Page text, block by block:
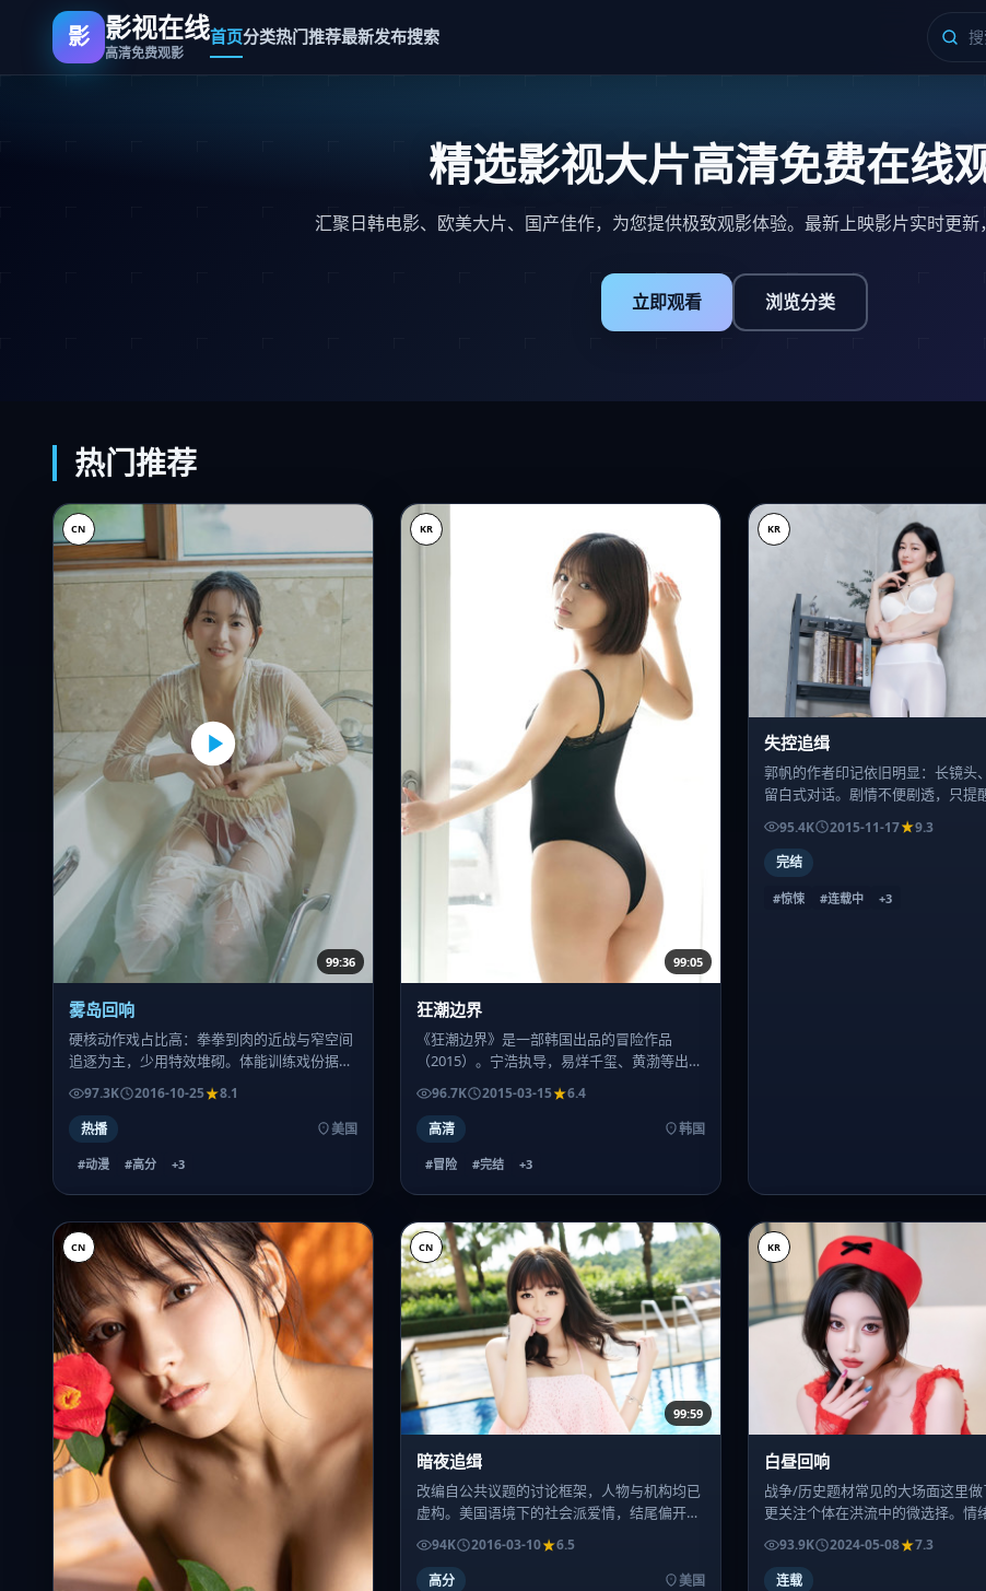
影 影视在线
高清免费观影
首页分类热门推荐最新发布搜索
精选影视大片高清免费在线
汇聚日韩电影、欧美大片、国产佳作，为您提供极致观影体验。最新上映影片实时更新
立即观看 浏览分类
热门推荐
CN
99:36
雾岛回响
硬核动作戏占比高：拳拳到肉的近战与窄空间
追逐为主，少用特效堆砌。体能训练戏份据幕
后特辑显示为演员亲身上阵。
97.3K 2016-10-25
8.1
热播
美国
#动漫 #高分 +3
KR
99:05
狂潮边界
《狂潮边界》是一部韩国出品的冒险作品
（2015）。宁浩执导，易烊千玺、黄渤等出
演。整体气质偏冷峻，适合喜欢强情节推进的
观众。
96.7K 2015-03-15
6.4
高清
韩国
#冒险 #完结 +3
KR
失控追缉
郭帆的作者印记依旧明显：长镜头
留白式对话。剧情不便剧透，只提
——高潮不在前半段。
95.4K 2015-11-17
9.3
完结
#惊悚 #连载中 +3
CN CN
99:59
暗夜追缉
改编自公共议题的讨论框架，人物与机构均已
虚构。美国语境下的社会派爱情，结尾偏开放
式，欢迎二刷找细节。
94K 2016-03-10
6.5
高分
美国
KR
白昼回响
战争/历史题材常见的大场面这里做
更关注个体在洪流中的微选择。情
较长，心理承受力弱者慎入。
93.9K 2024-05-08
7.3
连载